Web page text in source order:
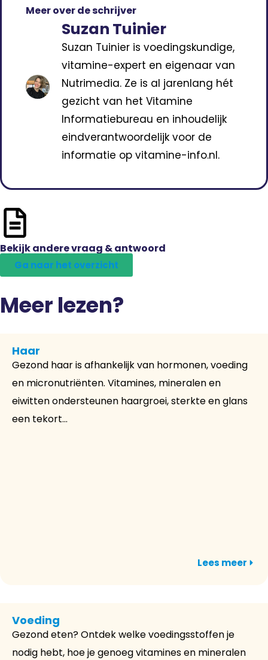
Meer over de schrijver
Suzan Tuinier
Suzan Tuinier is voedingskundige,
vitamine-expert en eigenaar van
Nutrimedia. Ze is al jarenlang hét
gezicht van het Vitamine
Informatiebureau en inhoudelijk
eindverantwoordelijk voor de
informatie op vitamine-info.nl.
Bekijk andere vraag & antwoord
Ga naar het overzicht
Meer lezen?
Haar
Gezond haar is afhankelijk van hormonen, voeding
en micronutriënten. Vitamines, mineralen en
eiwitten ondersteunen haargroei, sterkte en glans
een tekort...
Lees meer
Voeding
Gezond eten? Ontdek welke voedingsstoffen je
nodig hebt, hoe je genoeg vitamines en mineralen